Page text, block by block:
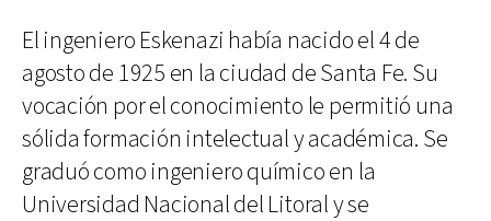
El ingeniero Eskenazi había nacido el 4 de
agosto de 1925 en la ciudad de Santa Fe. Su
vocación por el conocimiento le permitió una
sólida formación intelectual y académica. Se
graduó como ingeniero químico en la
Universidad Nacional del Litoral y se